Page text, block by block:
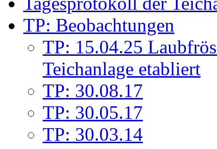
TP: Beobachtungen
TP: 15.04.25
Teichanlage etabliert
TP: 30.08.17
TP: 30.05.17
TP: 30.03.14